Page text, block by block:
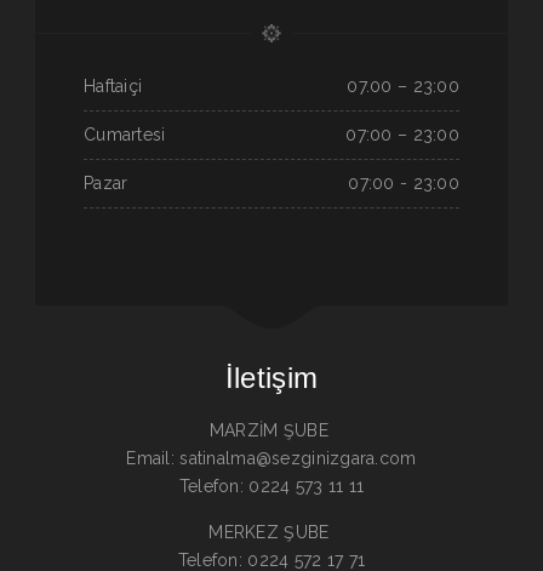
Haftaiçi 07.00 – 23:00
Cumartesi 07:00 – 23:00
Pazar 07:00 - 23:00
İletişim
MARZİM ŞUBE
Email: satinalma@sezginizgara.com
Telefon: 0224 573 11 11
MERKEZ ŞUBE
Telefon: 0224 572 17 71